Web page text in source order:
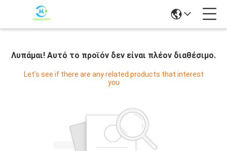
Λυπάμαι! Αυτό το προϊόν δεν είναι πλέον διαθέσιμο.
Let's see if there are any related products that interest
you